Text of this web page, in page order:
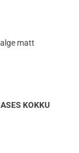
matt
KOKKU